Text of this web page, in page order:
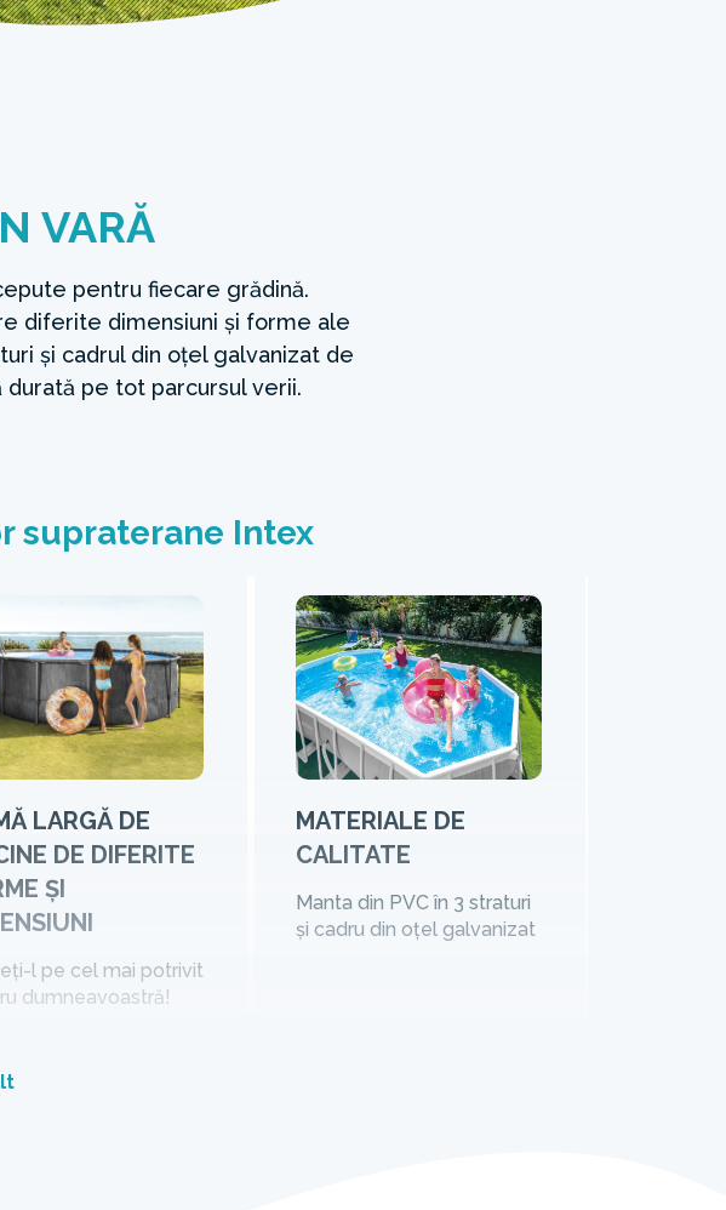
VARĂ
pentru fiecare grădină.
diferite dimensiuni și forme ale
și cadrul din oțel galvanizat de
pe tot parcursul verii.
supraterane Intex
LARGĂ DE
DE DIFERITE
ȘI
l pe cel mai potrivit
dumneavoastră!
MATERIALE DE
CALITATE
Manta din PVC în 3 straturi
și cadru din oțel galvanizat